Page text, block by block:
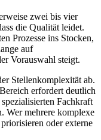
zwei bis vier
die Qualität leidet.
Prozesse ins Stocken,
auf
Vorauswahl steigt.
Stellenkomplexität ab.
erfordert deutlich
Fachkraft
Wer mehrere komplexe
oder externe